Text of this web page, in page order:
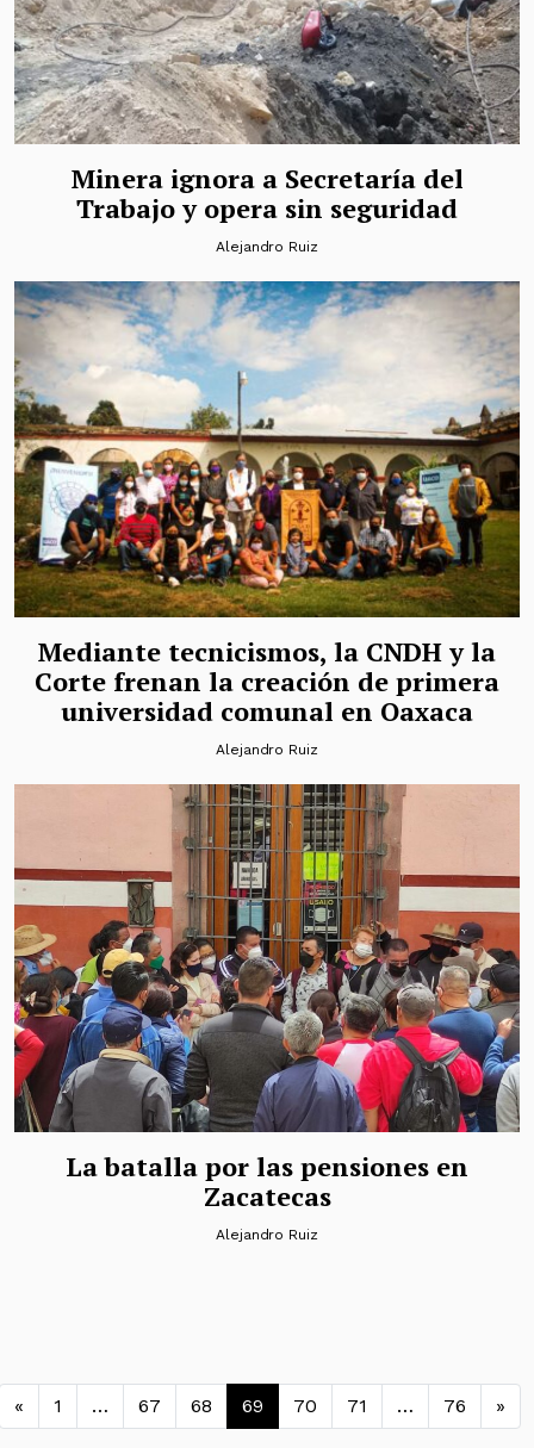
Minera ignora a Secretaría del
Trabajo y opera sin seguridad
Alejandro Ruiz
Mediante tecnicismos, la CNDH y la
Corte frenan la creación de primera
universidad comunal en Oaxaca
Alejandro Ruiz
La batalla por las pensiones en
Zacatecas
Alejandro Ruiz
de entradas
« 1 … 67 68 69 70 71 … 76 »